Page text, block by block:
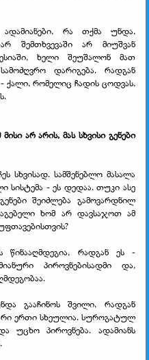
რა თქმა უნდა,
შემთხვევაში არ მიუშვან
ხელი შეუშალონ მათ
დარიგება. რადგან
- ქალი, რომელიც ჩადის ცოდვას,
არ არის, მას სხვისი გენები
სხვისად. სამშენებლო მასალა
სისტემა - ეს დედაა. თუკი ასე
შეიძლება გამოვარდნილ
ხომ არ დავსაჯოთ ამ
რადგან ეს -
პიროვნებისადმი და,
გააჩინოს შვილი, რადგან
ერთი სხეულია. სუროგატულ
უცხო პიროვნება. ადამიანს